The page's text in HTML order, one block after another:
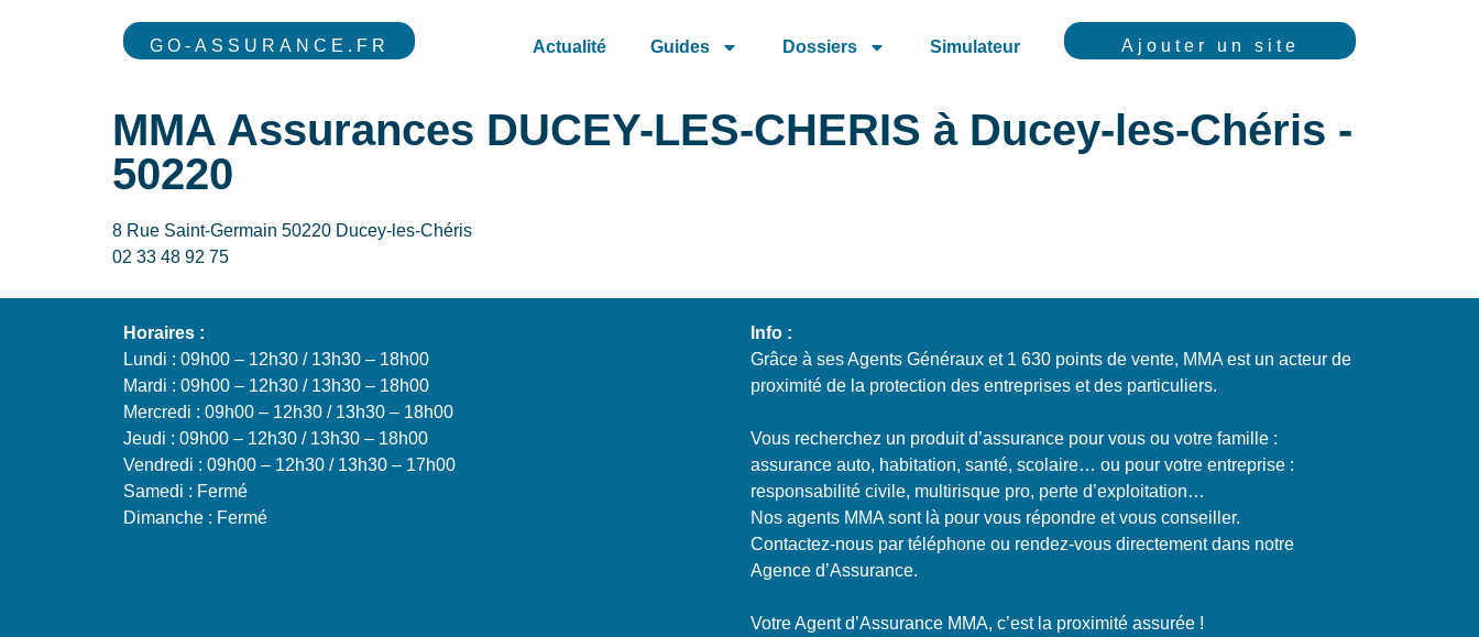
GO-ASSURANCE.FR Actualité Guides Dossiers Simulateur Ajouter un site
MMA Assurances DUCEY-LES-CHERIS à Ducey-les-Chéris -
50220
8 Rue Saint-Germain 50220 Ducey-les-Chéris
02 33 48 92 75
Horaires :
Lundi : 09h00 – 12h30 / 13h30 – 18h00
Mardi : 09h00 – 12h30 / 13h30 – 18h00
Mercredi : 09h00 – 12h30 / 13h30 – 18h00
Jeudi : 09h00 – 12h30 / 13h30 – 18h00
Vendredi : 09h00 – 12h30 / 13h30 – 17h00
Samedi : Fermé
Dimanche : Fermé
Info :
Grâce à ses Agents Généraux et 1 630 points de vente, MMA est un acteur de
proximité de la protection des entreprises et des particuliers.
Vous recherchez un produit d’assurance pour vous ou votre famille :
assurance auto, habitation, santé, scolaire… ou pour votre entreprise :
responsabilité civile, multirisque pro, perte d’exploitation…
Nos agents MMA sont là pour vous répondre et vous conseiller.
Contactez-nous par téléphone ou rendez-vous directement dans notre
Agence d’Assurance.
Votre Agent d’Assurance MMA, c’est la proximité assurée !